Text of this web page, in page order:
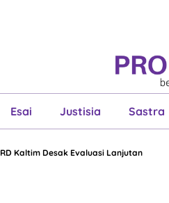
Esai Justisia Sastra
Berita
Kaltim Desak Evaluasi Lanjutan